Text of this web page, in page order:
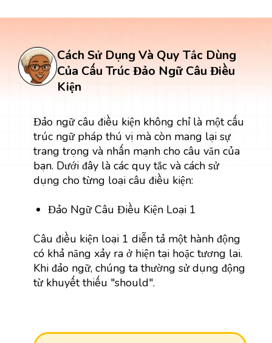
Cách Sử Dụng Và Quy Tắc Dùng
Của Cấu Trúc Đảo Ngữ Câu Điều
Kiện
Đảo ngữ câu điều kiện không chỉ là một cấu
trúc ngữ pháp thú vị mà còn mang lại sự
trang trọng và nhấn mạnh cho câu văn của
bạn. Dưới đây là các quy tắc và cách sử
dụng cho từng loại câu điều kiện:
Đảo Ngữ Câu Điều Kiện Loại 1
Câu điều kiện loại 1 diễn tả một hành động
có khả năng xảy ra ở hiện tại hoặc tương lai.
Khi đảo ngữ, chúng ta thường sử dụng động
từ khuyết thiếu "should".